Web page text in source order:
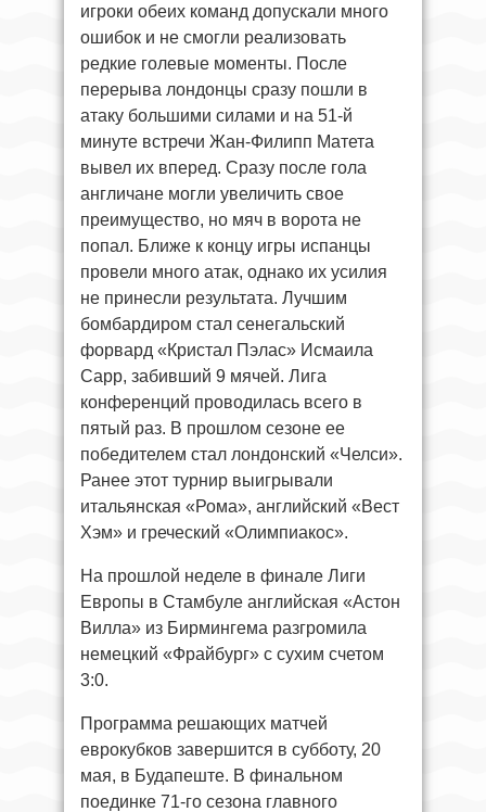
игроки обеих команд допускали много
ошибок и не смогли реализовать
редкие голевые моменты. После
перерыва лондонцы сразу пошли в
атаку большими силами и на 51-й
минуте встречи Жан-Филипп Матета
вывел их вперед. Сразу после гола
англичане могли увеличить свое
преимущество, но мяч в ворота не
попал. Ближе к концу игры испанцы
провели много атак, однако их усилия
не принесли результата. Лучшим
бомбардиром стал сенегальский
форвард «Кристал Пэлас» Исмаила
Сарр, забивший 9 мячей. Лига
конференций проводилась всего в
пятый раз. В прошлом сезоне ее
победителем стал лондонский «Челси».
Ранее этот турнир выигрывали
итальянская «Рома», английский «Вест
Хэм» и греческий «Олимпиакос».
На прошлой неделе в финале Лиги
Европы в Стамбуле английская «Астон
Вилла» из Бирмингема разгромила
немецкий «Фрайбург» с сухим счетом
3:0.
Программа решающих матчей
еврокубков завершится в субботу, 20
мая, в Будапеште. В финальном
поединке 71-го сезона главного